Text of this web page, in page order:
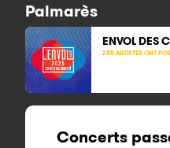
Palmarès
ENVOL DES
285 ARTISTES ONT
Concerts